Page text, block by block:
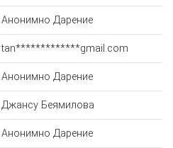
Анонимно Дарение
tan*************gmail.com
Анонимно Дарение
Джансу Беямилова
Анонимно Дарение